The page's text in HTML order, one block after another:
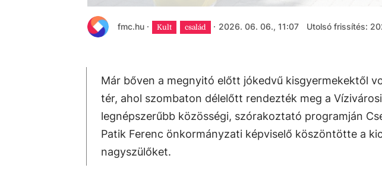
fmc.hu · Kult család · 2026. 06. 06., 11:07 Utolsó frissítés:
Már bőven a megnyitó előtt jókedvű kisgyermekektől
tér, ahol szombaton délelőtt rendezték meg a
legnépszerűbb közösségi, szórakoztató programján
Patik Ferenc önkormányzati képviselő köszöntötte a
nagyszülőket.